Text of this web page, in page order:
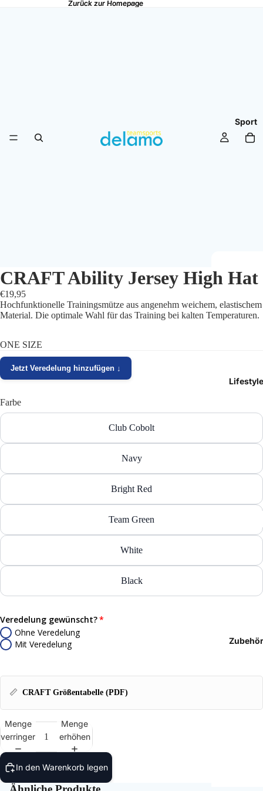
Zurück zur Homepage
Zurück zur Homepage
Sport
Trikots
Shorts
Lifestyle
T-
Polos
Hosen
Zubehör
CRAFT Ability Jersey High Hat
€19,95
Hochfunktionelle Trainingsmütze aus angenehm weichem, elastischem
Material. Die optimale Wahl für das Training bei kalten Temperaturen.
ONE SIZE
Jetzt Veredelung hinzufügen ↓
Farbe
Club Cobolt
Navy
Bright Red
Team Green
White
Black
Veredelung gewünscht?
Ohne Veredelung
Mit Veredelung
📏 CRAFT Größentabelle (PDF)
Menge
verringern
Menge
erhöhen
In den Warenkorb legen